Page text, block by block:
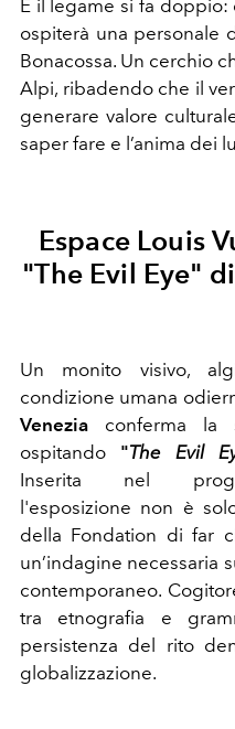
E il legame si fa doppio:
ospiterà una personale
Bonacossa. Un cerchio
Alpi, ribadendo che il
generare valore
saper fare e l’anima dei
Espace Louis
"The Evil Eye"
Un monito visivo,
condizione umana
Venezia conferma la
ospitando "The Evil
Inserita nel
l'esposizione non è
della Fondation di far
un’indagine necessaria
contemporaneo.
tra etnografia e
persistenza del rito
globalizzazione.